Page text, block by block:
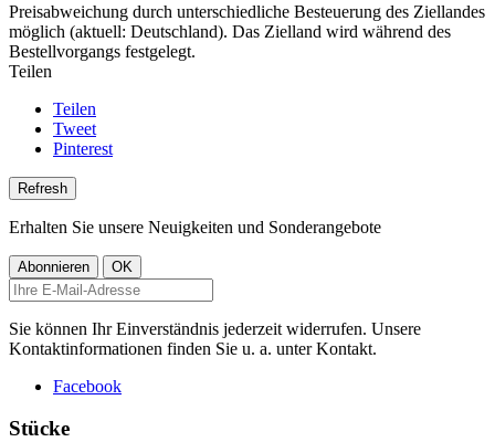
Preisabweichung durch unterschiedliche Besteuerung des Ziellandes
möglich (aktuell: Deutschland). Das Zielland wird während des
Bestellvorgangs festgelegt.
Teilen
Teilen
Tweet
Pinterest
Erhalten Sie unsere Neuigkeiten und Sonderangebote
Sie können Ihr Einverständnis jederzeit widerrufen. Unsere
Kontaktinformationen finden Sie u. a. unter Kontakt.
Facebook
Stücke